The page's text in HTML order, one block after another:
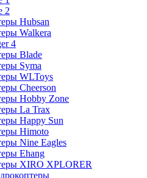
2
Hubsan
Walkera
4
Blade
Syma
WLToys
Cheerson
Hobby Zone
La Trax
Happy Sun
Himoto
Nine Eagles
Ehang
XIRO XPLORER